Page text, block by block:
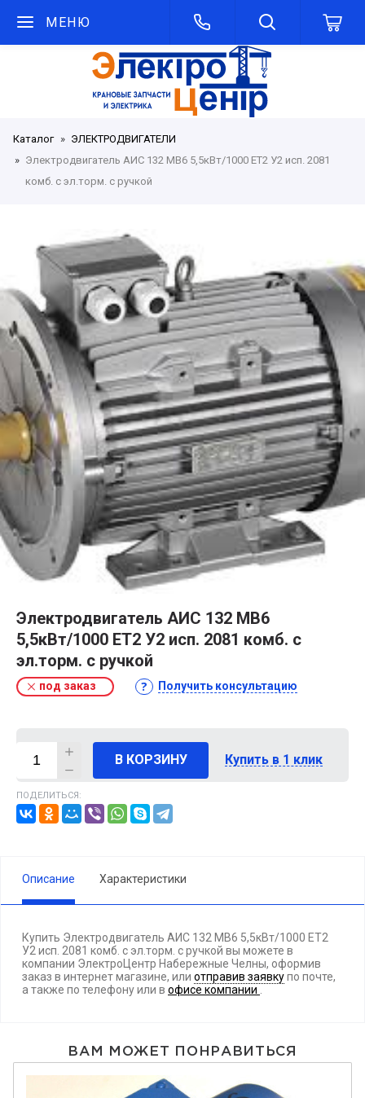
МЕНЮ
Каталог
ЭЛЕКТРОДВИГАТЕЛИ
Электродвигатель АИС 132 MВ6 5,5кВт/1000 ET2 У2 исп. 2081
комб. c эл.торм. с ручкой
Электродвигатель АИС 132 MВ6
5,5кВт/1000 ET2 У2 исп. 2081 комб. c
эл.торм. с ручкой
под заказ Получить консультацию
В КОРЗИНУ Купить в 1 клик
ПОДЕЛИТЬСЯ:
Описание Характеристики
Купить Электродвигатель АИС 132 MВ6 5,5кВт/1000 ET2
У2 исп. 2081 комб. c эл.торм. с ручкой вы можете в
компании ЭлектроЦентр Набережные Челны, оформив
заказ в интернет магазине, или отправив заявкупо почте,
а также по телефонуили в офисе компании
ВАМ МОЖЕТ ПОНРАВИТЬСЯ